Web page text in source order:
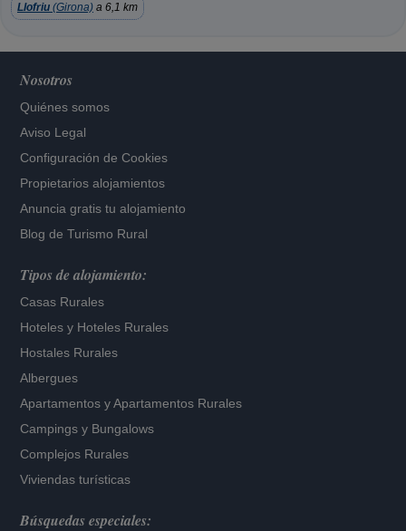
Llofriu (Girona) a 6,1 km
Nosotros
Quiénes somos
Aviso Legal
Configuración de Cookies
Propietarios alojamientos
Anuncia gratis tu alojamiento
Blog de Turismo Rural
Tipos de alojamiento:
Casas Rurales
Hoteles y Hoteles Rurales
Hostales Rurales
Albergues
Apartamentos yApartamentos Rurales
Campings y Bungalows
Complejos Rurales
Viviendas turísticas
Búsquedas especiales: